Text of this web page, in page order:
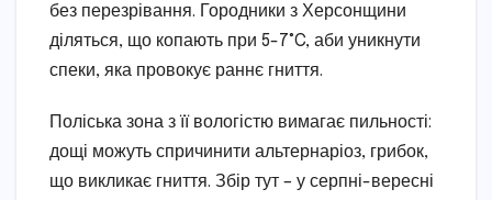
без перезрівання. Городники з Херсонщини
діляться, що копають при 5-7°C, аби уникнути
спеки, яка провокує раннє гниття.
Поліська зона з її вологістю вимагає пильності:
дощі можуть спричинити альтернаріоз, грибок,
що викликає гниття. Збір тут – у серпні-вересні